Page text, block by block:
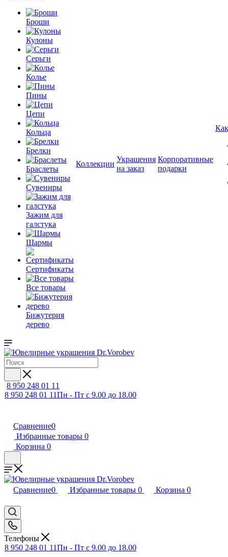
Броши
Кулоны
Серьги
Колье
Пины
Цепи
Кольца
Брелки
Браслеты
Сувениры
Зажим для
галстука
Шармы
Сертификаты
Все товары
Бижутерия
дерево
Коллекции
Украшения
на заказ
Корпоративные
подарки
8 950 248 01 11
8 950 248 01 11Пн - Пт с 9.00 до 18.00
Сравнение0
Избранные товары 0
Корзина 0
Сравнение0 Избранные товары 0 Корзина 0
Телефоны
8 950 248 01 11Пн - Пт с 9.00 до 18.00